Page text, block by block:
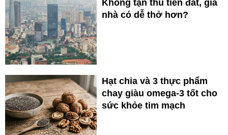
Không tận thu tiền đất, giá
nhà có dễ thở hơn?
Hạt chia và 3 thực phẩm
chay giàu omega-3 tốt cho
sức khỏe tim mạch